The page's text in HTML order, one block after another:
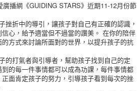
播網《GUIDING STARS》近期11-12月份節
挫折中的導引，讓孩子對自己有正確的認識，
心，給予適當但不過當的讚美。 在你的陪伴
方式來討論所面對的世界，以提升孩子的抗
的打氣者與引導者，幫助孩子找到自己的定
的每一件事情都可以成為功課，每件事情都
面肯定孩子的努力，引導孩子看到每次的挫